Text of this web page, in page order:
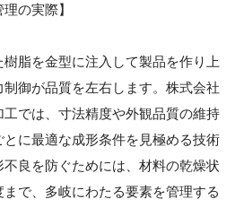
の実際】
脂を金型に注入して製品を作り上
御が品質を左右します。株式会社
では、寸法精度や外観品質の維持
に最適な成形条件を見極める技術
良を防ぐためには、材料の乾燥状
で、多岐にわたる要素を管理する